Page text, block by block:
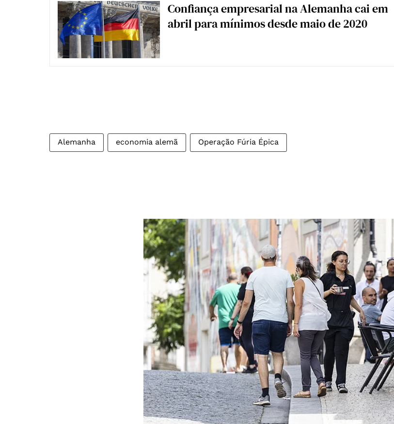
Confiança empresarial na Alemanha cai em
abril para mínimos desde maio de 2020
Alemanha economia alemã Operação Fúria Épica